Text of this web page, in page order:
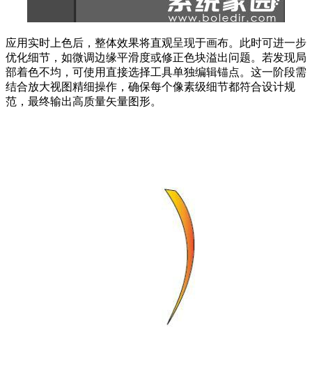
应用实时上色后，整体效果将直观呈现于画布。此时可进一步
优化细节，如微调边缘平滑度或修正色块溢出问题。若发现局
部着色不均，可使用直接选择工具单独编辑锚点。这一阶段需
结合放大视图精细操作，确保每个像素级细节都符合设计规
范，最终输出高质量矢量图形。